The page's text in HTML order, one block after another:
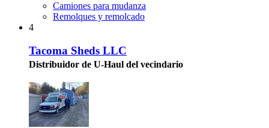
Camiones para mudanza
Remolques y remolcado
4
Tacoma Sheds LLC
Distribuidor de U-Haul del vecindario